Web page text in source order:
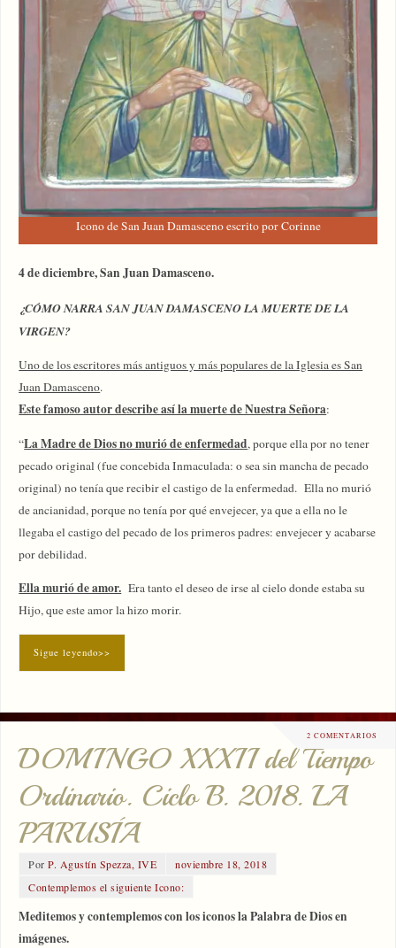
Icono de San Juan Damasceno escrito por Corinne
4 de diciembre, San Juan Damasceno.
¿CÓMO NARRA SAN JUAN DAMASCENO LA MUERTE DE LA
VIRGEN?
Uno de los escritores más antiguos y más populares de la Iglesia es San
Juan Damasceno.
Este famoso autor describe así la muerte de Nuestra Señora:
“La Madre de Dios no murió de enfermedad, porque ella por no tener
pecado original (fue concebida Inmaculada: o sea sin mancha de pecado
original) no tenía que recibir el castigo de la enfermedad. Ella no murió
de ancianidad, porque no tenía por qué envejecer, ya que a ella no le
llegaba el castigo del pecado de los primeros padres: envejecer y acabarse
por debilidad.
Ella murió de amor. Era tanto el deseo de irse al cielo donde estaba su
Hijo, que este amor la hizo morir.
Sigue leyendo>>
2 COMENTARIOS
DOMINGO XXXII del Tiempo
Ordinario. Ciclo B. 2018. LA
PARUSÍA
PorP. Agustín Spezza, IVE
noviembre 18, 2018
Contemplemos el siguiente Icono:
Meditemos y contemplemos con los iconos la Palabra de Dios en
imágenes.